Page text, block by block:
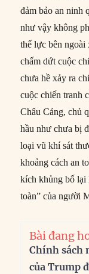
đảm bảo an ninh
như vậy không
thế lực bên ngoài
chấm dứt cuộc
chưa hề xảy ra
cuộc chiến tranh
Châu Cảng, chủ
hầu như chưa bị
loại vũ khí sát
khoảng cách an
kích khủng bố lại
toàn” của người
Bài đang
Chính sách
của Trump